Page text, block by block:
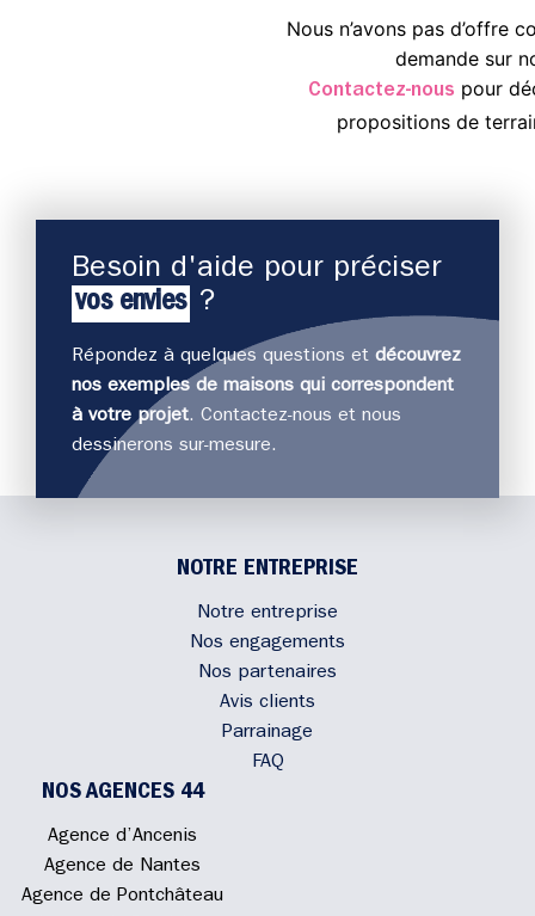
Nous n’avons pas d’offre
demande sur
Contactez-nous pour
propositions de
Besoin d'aide pour préciser
vos envies ?
Répondez à quelques questions et découvrez
nos exemples de maisons qui correspondent
à votre projet. Contactez-nous et nous
dessinerons sur-mesure.
NOTRE ENTREPRISE
Notre entreprise
Nos engagements
Nos partenaires
Avis clients
Parrainage
FAQ
NOS AGENCES 44
Agence d’Ancenis
Agence de Nantes
Agence de Pontchâteau